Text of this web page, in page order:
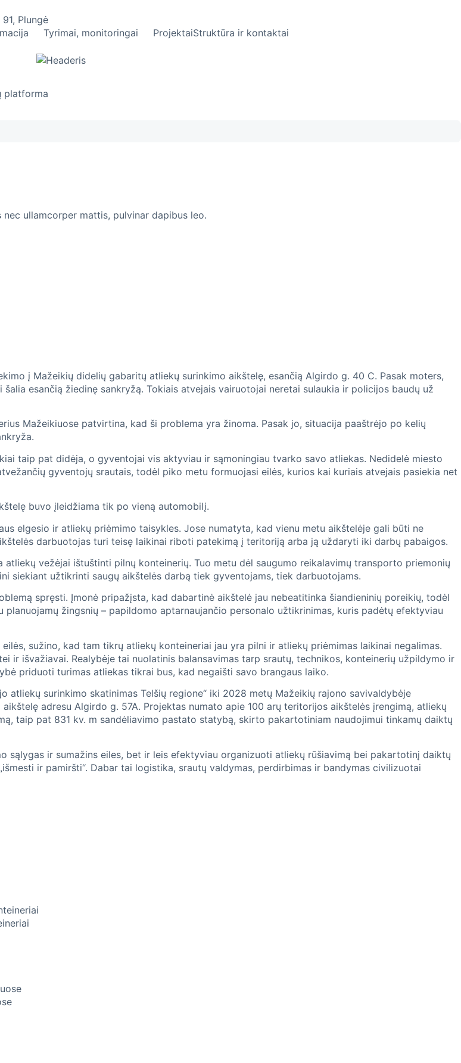
Plungė
Tyrimai, monitoringai ProjektaiStruktūra ir kontaktai
platforma
ullamcorper mattis, pulvinar dapibus leo.
į Mažeikių didelių gabaritų atliekų surinkimo aikštelę, esančią Algirdo g. 40 C. Pasak moters,
esančią žiedinę sankryžą. Tokiais atvejais vairuotojai neretai sulaukia ir policijos baudų už
Mažeikiuose patvirtina, kad ši problema yra žinoma. Pasak jo, situacija paaštrėjo po kelių
taip pat didėja, o gyventojai vis aktyviau ir sąmoningiau tvarko savo atliekas. Nedidelė miesto
gyventojų srautais, todėl piko metu formuojasi eilės, kurios kai kuriais atvejais pasiekia net
buvo įleidžiama tik po vieną automobilį.
elgesio ir atliekų priėmimo taisykles. Jose numatyta, kad vienu metu aikštelėje gali būti ne
darbuotojas turi teisę laikinai riboti patekimą į teritoriją arba ją uždaryti iki darbų pabaigos.
vežėjai ištuštinti pilnų konteinerių. Tuo metu dėl saugumo reikalavimų transporto priemonių
siekiant užtikrinti saugų aikštelės darbą tiek gyventojams, tiek darbuotojams.
spręsti. Įmonė pripažįsta, kad dabartinė aikštelė jau nebeatitinka šiandieninių poreikių, todėl
žingsnių – papildomo aptarnaujančio personalo užtikrinimas, kuris padėtų efektyviau
sužino, kad tam tikrų atliekų konteineriai jau yra pilni ir atliekų priėmimas laikinai negalimas.
ir išvažiavai. Realybėje tai nuolatinis balansavimas tarp srautų, technikos, konteinerių užpildymo ir
priduoti turimas atliekas tikrai bus, kad negaišti savo brangaus laiko.
atliekų surinkimo skatinimas Telšių regione“ iki 2028 metų Mažeikių rajono savivaldybėje
adresu Algirdo g. 57A. Projektas numato apie 100 arų teritorijos aikštelės įrengimą, atliekų
taip pat 831 kv. m sandėliavimo pastato statybą, skirto pakartotiniam naudojimui tinkamų daiktų
sąlygas ir sumažins eiles, bet ir leis efektyviau organizuoti atliekų rūšiavimą bei pakartotinį daiktų
ir pamiršti“. Dabar tai logistika, srautų valdymas, perdirbimas ir bandymas civilizuotai